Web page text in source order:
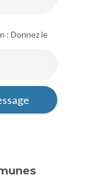
: Donnez le